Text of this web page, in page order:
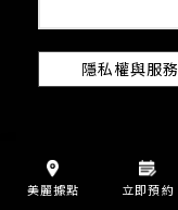
隱私權與服務
美麗據點 立即預約